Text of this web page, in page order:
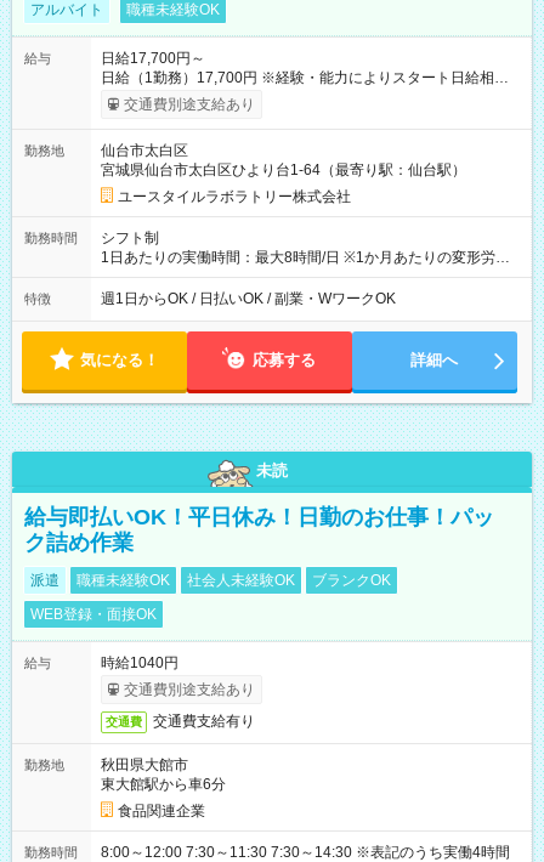
アルバイト 職種未経験OK
給与
日給17,700円～
日給（1勤務）17,700円 ※経験・能力によりスタート日給相談
可・昇給可 【試用期間】試用期間あり 試用期間の長さ：3ヶ月
雇用形態、給与は本採用時と同じです。
交通費別途支給あり
勤務地
仙台市太白区
宮城県仙台市太白区ひより台1-64（最寄り駅：仙台駅）
ユースタイルラボラトリー株式会社
勤務時間
シフト制
1日あたりの実働時間：最大8時間/日 ※1か月あたりの変形労働
制（週平均40時間以内） 夜勤：17:00-翌09:00（休憩2時間）
特徴 週1日からOK / 日払いOK / 副業・WワークOK
気になる！ 応募する 詳細へ
未読
給与即払いOK！平日休み！日勤のお仕事！パッ
ク詰め作業
派遣 職種未経験OK 社会人未経験OK
ブランクOK
WEB登録・面接OK
給与
時給1040円
交通費別途支給あり
交通費 交通費支給有り
勤務地
秋田県大館市
東大館駅から車6分
食品関連企業
勤務時間
8:00～12:00 7:30～11:30 7:30～14:30 ※表記のうち実働4時間